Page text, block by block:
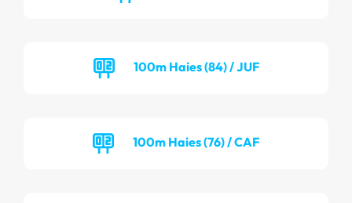
100m Haies (84) / JUF
100m Haies (76) / CAF